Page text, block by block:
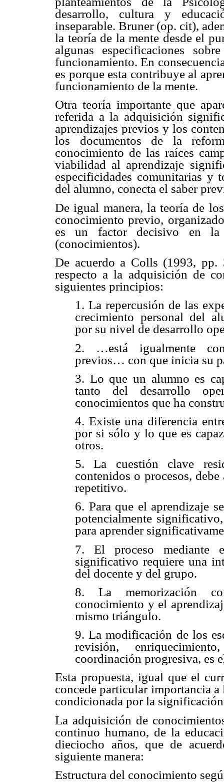
desarrollo, cultura y
inseparable. Bruner (op. cit),
la teoría de la mente desde el
algunas especificaciones
funcionamiento. En
es porque esta contribuye al
funcionamiento de la mente.
Otra teoría importante que
referida a la adquisición
aprendizajes previos y los
los documentos de la
conocimiento de las raíces
viabilidad al aprendizaje
especificidades comunitarias y
del alumno, conecta el saber
De igual manera, la teoría de
conocimiento previo,
es un factor decisivo en la
(conocimientos).
De acuerdo a Colls (1993, pp.
respecto a la adquisición de
siguientes principios:
1. La repercusión de las
crecimiento personal del
por su nivel de desarrollo
2. …está igualmente
previos… con que inicia su
3. Lo que un alumno es
tanto del desarrollo
conocimientos que ha
4. Existe una diferencia
por si sólo y lo que es
otros.
5. La cuestión clave
contenidos o procesos,
repetitivo.
6. Para que el aprendizaje
potencialmente
para aprender
7. El proceso mediante
significativo requiere una
del docente y del grupo.
8. La memorización
conocimiento y el
mismo triángulo.
9. La modificación de los
revisión,
coordinación progresiva, es
Esta propuesta, igual que el
concede particular importancia
condicionada por la
La adquisición de
continuo humano, de la
dieciocho años, que de
siguiente manera:
Estructura del conocimiento